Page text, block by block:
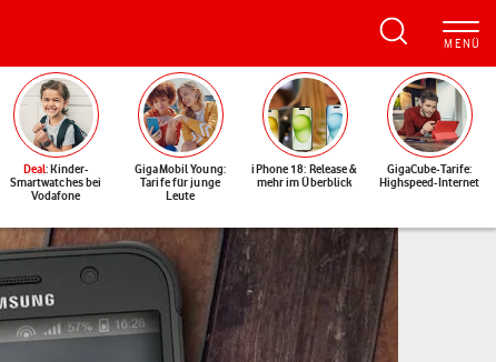
Deal: Kinder-
Smartwatches bei
Vodafone
GigaMobil Young:
Tarife für junge
Leute
iPhone 18: Release &
mehr im Überblick
GigaCube-Tarife:
Highspeed-Internet